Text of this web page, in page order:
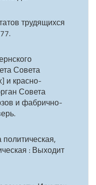
трудящихся
Совета
и красно-
Совета
и фабрично-
политическая,
: Выходит